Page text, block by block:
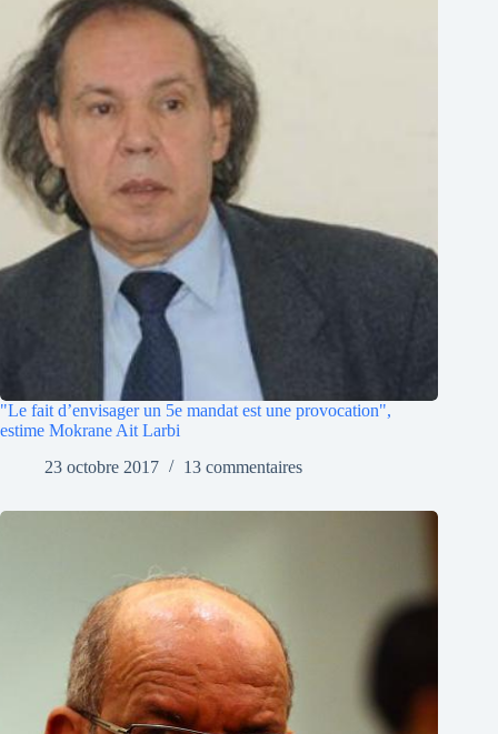
"Le fait d’envisager un 5e mandat est une provocation",
estime Mokrane Ait Larbi
23 octobre 2017
13 commentaires